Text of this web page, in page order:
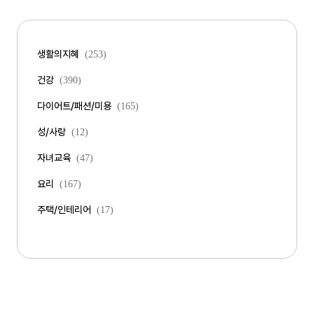
생활의지혜 (253)
건강 (390)
다이어트/패션/미용 (165)
성/사랑 (12)
자녀교육 (47)
요리 (167)
주택/인테리어 (17)